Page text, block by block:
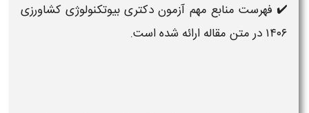
✔️ فهرست منابع مهم آزمون دکتری بیوتکنولوژی کشاورزی
۱۴۰۶ در متن مقاله ارائه شده است.